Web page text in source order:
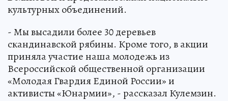
культурных объединений.
- Мы высадили более 30 деревьев
скандинавской рябины. Кроме того, в акции
приняла участие наша молодежь из
Всероссийской общественной организации
«Молодая Гвардия Единой России» и
активисты «Юнармии», - рассказал Кулемзин.